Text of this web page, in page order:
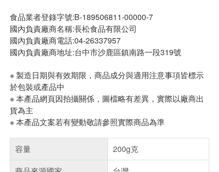
食品業者登錄字號:B-189506811-00000-7
國內負責廠商名稱:長松食品有限公司
國內負責廠商電話:04-26337957
國內負責廠商地址:台中市沙鹿區鎮南路一段319號
※ 製造日期與有效期限，商品成分與適用注意事項皆標示
於包裝或產品中
※ 本產品網頁因拍攝關係，圖檔略有差異，實際以廠商出
貨為主
※ 本產品文案若有變動敬請參照實際商品為準
容量
200g克